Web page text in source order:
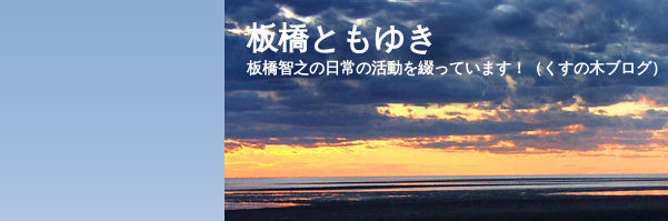
板橋ともゆき
板橋智之の日常の活動を綴っています！（くすの木ブログ）